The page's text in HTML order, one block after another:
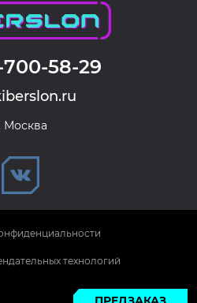
58-29
Москва
Все права защищены.
технологий